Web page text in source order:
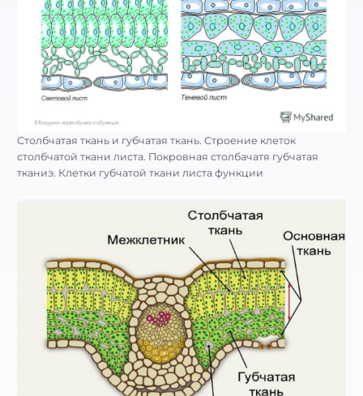
Столбчатая ткань и губчатая ткань. Строение клеток
столбчатой ткани листа. Покровная столбачатя губчатая
тканиэ. Клетки губчатой ткани листа функции